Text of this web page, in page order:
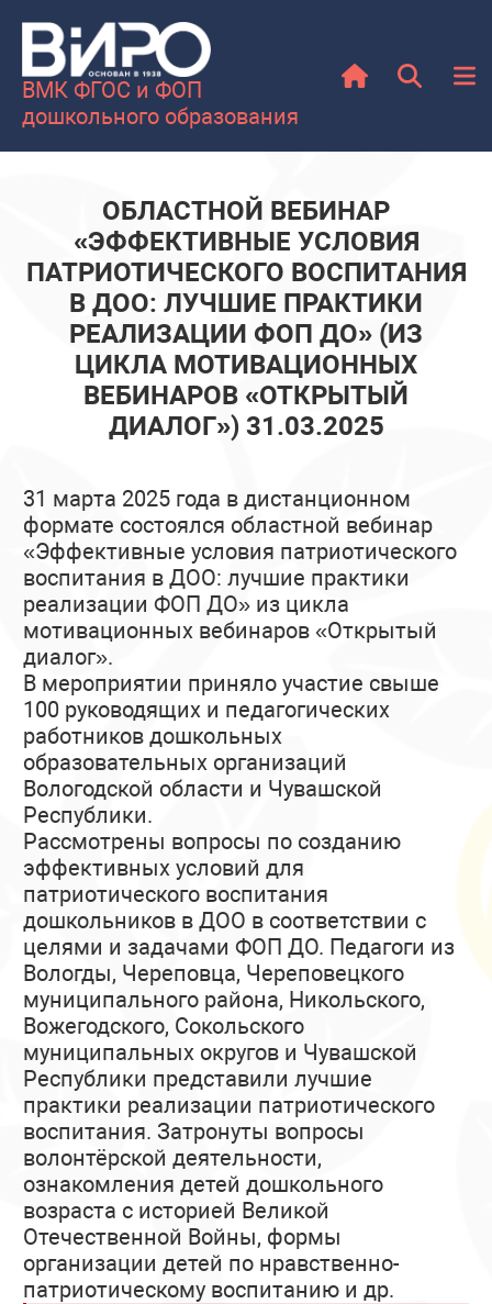
ВМК ФГОС и ФОП
дошкольного образования
ОБЛАСТНОЙ ВЕБИНАР
«ЭФФЕКТИВНЫЕ УСЛОВИЯ
ПАТРИОТИЧЕСКОГО ВОСПИТАНИЯ
В ДОО: ЛУЧШИЕ ПРАКТИКИ
РЕАЛИЗАЦИИ ФОП ДО» (ИЗ
ЦИКЛА МОТИВАЦИОННЫХ
ВЕБИНАРОВ «ОТКРЫТЫЙ
ДИАЛОГ») 31.03.2025
31 марта 2025 года в дистанционном
формате состоялся областной вебинар
«Эффективные условия патриотического
воспитания в ДОО: лучшие практики
реализации ФОП ДО» из цикла
мотивационных вебинаров «Открытый
диалог».
В мероприятии приняло участие свыше
100 руководящих и педагогических
работников дошкольных
образовательных организаций
Вологодской области и Чувашской
Республики.
Рассмотрены вопросы по созданию
эффективных условий для
патриотического воспитания
дошкольников в ДОО в соответствии с
целями и задачами ФОП ДО. Педагоги из
Вологды, Череповца, Череповецкого
муниципального района, Никольского,
Вожегодского, Сокольского
муниципальных округов и Чувашской
Республики представили лучшие
практики реализации патриотического
воспитания. Затронуты вопросы
волонтёрской деятельности,
ознакомления детей дошкольного
возраста с историей Великой
Отечественной Войны, формы
организации детей по нравственно-
патриотическому воспитанию и др.